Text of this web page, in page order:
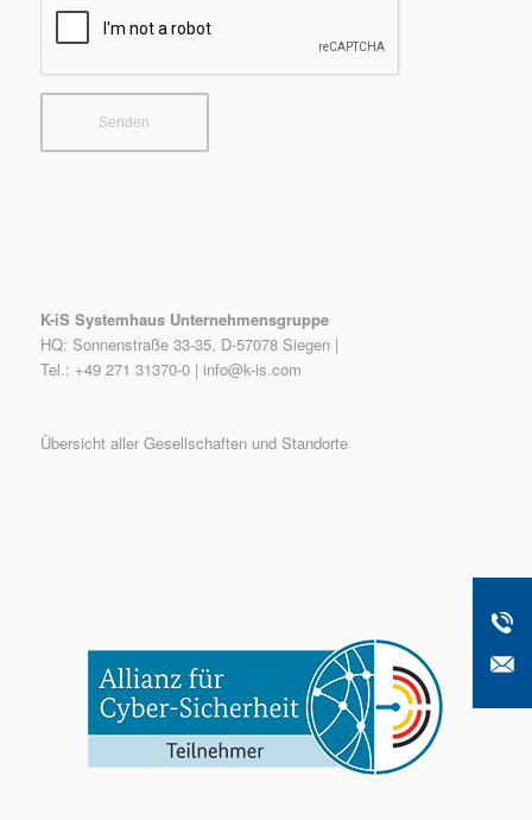
K-iS Systemhaus Unternehmensgruppe
HQ: Sonnenstraße 33-35, D-57078 Siegen |
Tel.: +49 271 31370-0 | info@k-is.com
Übersicht aller Gesellschaften und Standorte